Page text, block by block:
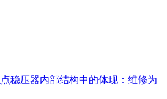
稳压器内部结构中的体现：维修为